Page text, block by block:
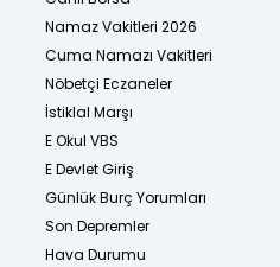
Namaz Vakitleri 2026
Cuma Namazı Vakitleri
Nöbetçi Eczaneler
İstiklal Marşı
E Okul VBS
E Devlet Giriş
Günlük Burç Yorumları
Son Depremler
Hava Durumu